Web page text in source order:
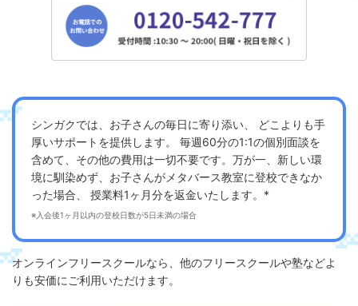
シンガクでは、お子さんの毎日に寄り添い、 どこよりも手
厚いサポートを提供します。 毎週60分の1:1の個別面談を
含めて、その他の費用は一切不要です。万が一、新しい環
境に馴染めず、お子さんがメタバース教室に登校できなか
った場合、 授業料1ヶ月分を返金いたします。*
※入会後1ヶ月以内の登校日数が5日未満の場合
オンラインフリースクールなら、他のフリースクールや塾などよ
りも安価にご利用いただけます。